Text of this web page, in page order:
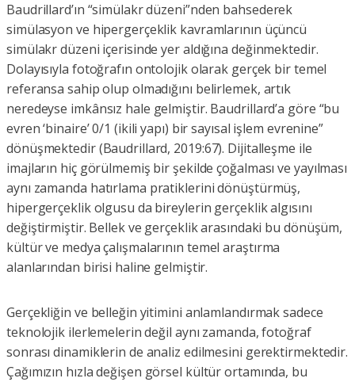
Baudrillard’ın “simülakr düzeni”nden bahsederek
simülasyon ve hipergerçeklik kavramlarının üçüncü
simülakr düzeni içerisinde yer aldığına değinmektedir.
Dolayısıyla fotoğrafın ontolojik olarak gerçek bir temel
referansa sahip olup olmadığını belirlemek, artık
neredeyse imkânsız hale gelmiştir. Baudrillard’a göre “bu
evren ‘binaire’ 0/1 (ikili yapı) bir sayısal işlem evrenine”
dönüşmektedir (Baudrillard, 2019:67). Dijitalleşme ile
imajların hiç görülmemiş bir şekilde çoğalması ve yayılması
aynı zamanda hatırlama pratiklerini dönüştürmüş,
hipergerçeklik olgusu da bireylerin gerçeklik algısını
değiştirmiştir. Bellek ve gerçeklik arasındaki bu dönüşüm,
kültür ve medya çalışmalarının temel araştırma
alanlarından birisi haline gelmiştir.
Gerçekliğin ve belleğin yitimini anlamlandırmak sadece
teknolojik ilerlemelerin değil aynı zamanda, fotoğraf
sonrası dinamiklerin de analiz edilmesini gerektirmektedir.
Çağımızın hızla değişen görsel kültür ortamında, bu